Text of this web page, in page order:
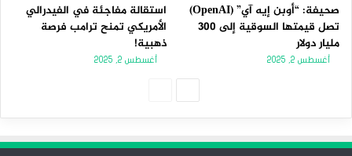
صحيفة: “أوبن إيه آي” (OpenAI)
تصل قيمتها السوقية إلى 300
مليار دولار
أغسطس 2, 2025
استقالة مفاجئة في الفيدرالي
الأمريكي تمنح ترامب فرصة
ذهبية!
أغسطس 2, 2025